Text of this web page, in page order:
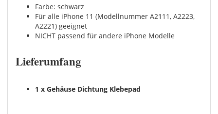
Farbe: schwarz
Für alle iPhone 11 (Modellnummer A2111, A2223,
A2221) geeignet
NICHT passend für andere iPhone Modelle
Lieferumfang
1 x Gehäuse Dichtung Klebepad